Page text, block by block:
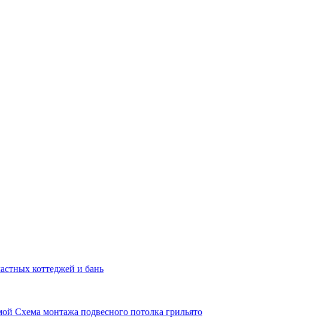
коттеджей и бань
Схема монтажа подвесного потолка грильято